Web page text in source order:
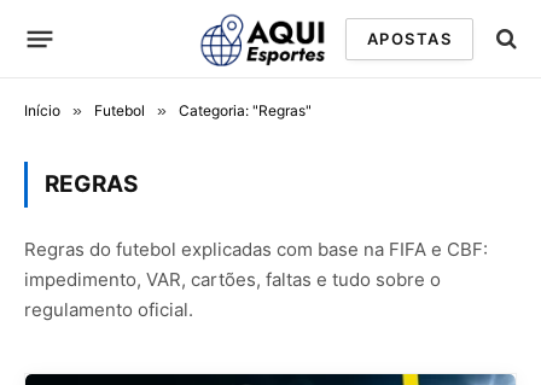
APOSTAS
Início » Futebol » Categoria: "Regras"
REGRAS
Regras do futebol explicadas com base na FIFA e CBF:
impedimento, VAR, cartões, faltas e tudo sobre o
regulamento oficial.